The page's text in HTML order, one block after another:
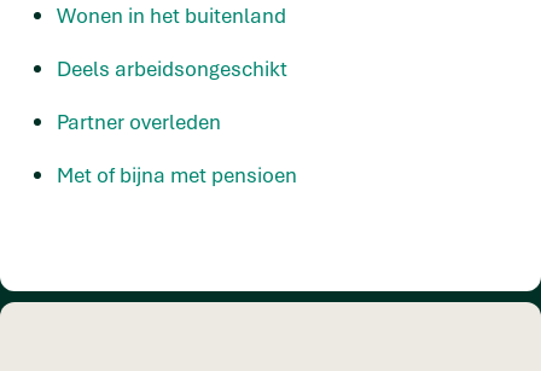
Wonen in het buitenland
Deels arbeidsongeschikt
Partner overleden
Met of bijna met pensioen